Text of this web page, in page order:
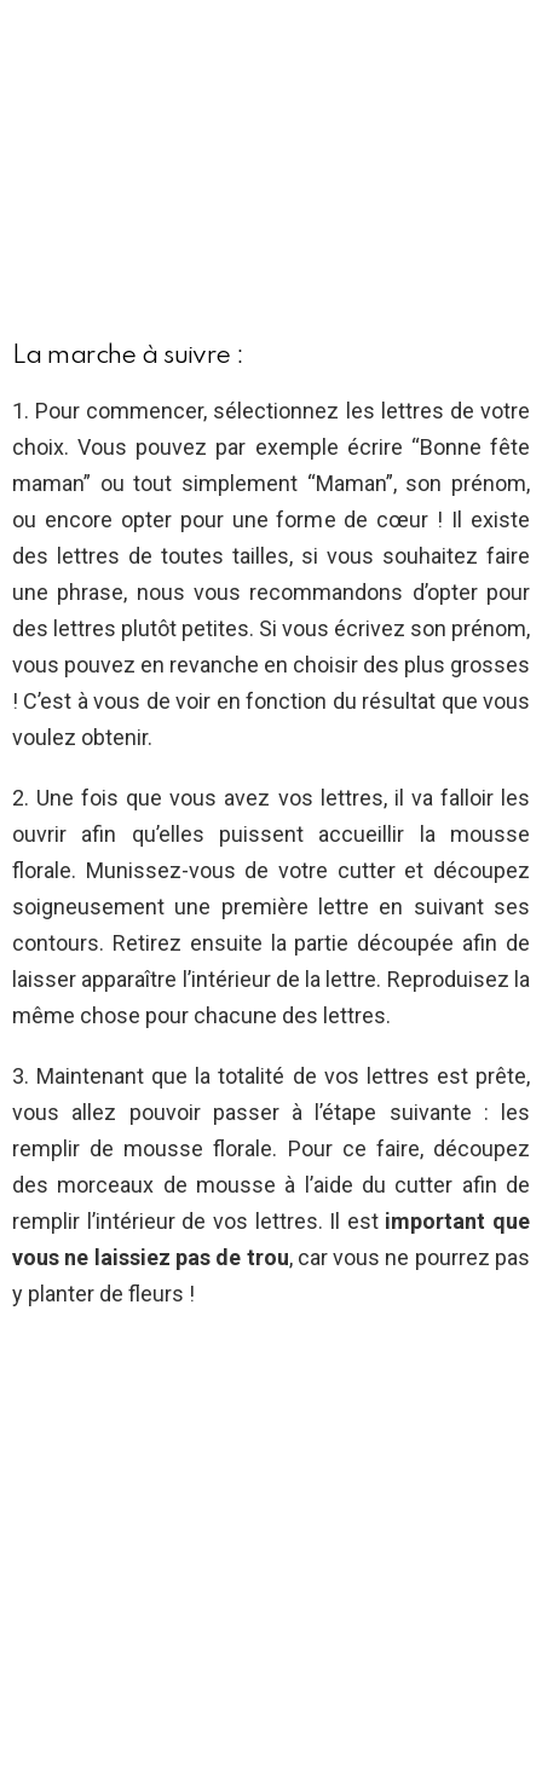
La marche à suivre :
1. Pour commencer, sélectionnez les lettres de votre
choix. Vous pouvez par exemple écrire “Bonne fête
maman” ou tout simplement “Maman”, son prénom,
ou encore opter pour une forme de cœur ! Il existe
des lettres de toutes tailles, si vous souhaitez faire
une phrase, nous vous recommandons d’opter pour
des lettres plutôt petites. Si vous écrivez son prénom,
vous pouvez en revanche en choisir des plus grosses
! C’est à vous de voir en fonction du résultat que vous
voulez obtenir.
2. Une fois que vous avez vos lettres, il va falloir les
ouvrir afin qu’elles puissent accueillir la mousse
florale. Munissez-vous de votre cutter et découpez
soigneusement une première lettre en suivant ses
contours. Retirez ensuite la partie découpée afin de
laisser apparaître l’intérieur de la lettre. Reproduisez la
même chose pour chacune des lettres.
3. Maintenant que la totalité de vos lettres est prête,
vous allez pouvoir passer à l’étape suivante : les
remplir de mousse florale. Pour ce faire, découpez
des morceaux de mousse à l’aide du cutter afin de
remplir l’intérieur de vos lettres. Il est important que
vous ne laissiez pas de trou, car vous ne pourrez pas
y planter de fleurs !